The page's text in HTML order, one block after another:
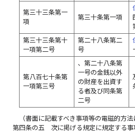
第三十三条第一
項
第三十条第一項
第三十三条第十
一項第二号
第二十八条第二
号
第八百七十条第
一項第三号
、第二十八条第
一号の金銭以外
の財産を出資す
る者及び同条第
二号
（書面に記載すべき事項等の電磁的方法
第四条の五
次に掲げる規定に規定する